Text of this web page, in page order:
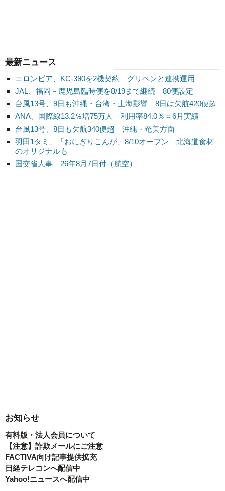
最新ニュース
コロンビア、KC-390を2機契約 グリペンと連携運用
JAL、福岡－鹿児島臨時便を8/19まで継続 80便設定
台風13号、9日も沖縄・台湾・上海影響 8日は欠航420便超
ANA、国際線13.2％増75万人 利用率84.0％＝6月実績
台風13号、8日も欠航340便超 沖縄・奄美方面
羽田1タミ、「おにぎりこんが」8/10オープン 北海道食材
のオリジナルも
国交省人事 26年8月7日付（航空）
お知らせ
有料版・法人会員について
【注意】詐欺メールにご注意
FACTIVA向け記事提供拡充
日経テレコンへ配信中
Yahoo!ニュースへ配信中